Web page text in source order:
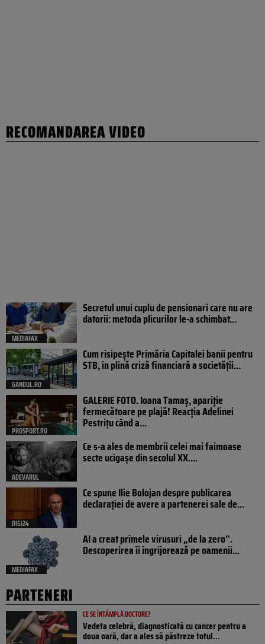
RECOMANDAREA VIDEO
MEDIAFAX
Secretul unui cuplu de pensionari care nu are
datorii: metoda plicurilor le-a schimbat...
GANDUL.RO
Cum risipește Primăria Capitalei banii pentru
STB, în plină criză financiară a societății...
PROSPORT.RO
GALERIE FOTO. Ioana Tamaş, apariție
fermecătoare pe plajă! Reacția Adelinei
Pestrițu când a...
ADEVARUL
Ce s-a ales de membrii celei mai faimoase
secte ucigașe din secolul XX....
DIGI24
Ce spune Ilie Bolojan despre publicarea
declarației de avere a partenerei sale de...
MEDIAFAX
AI a creat primele virusuri „de la zero”.
Descoperirea îi îngrijorează pe oamenii...
PARTENERI
CE SE ÎNTÂMPLĂ DOCTORE?
Vedeta celebră, diagnosticată cu cancer pentru a
doua oară, dar a ales să păstreze totul...